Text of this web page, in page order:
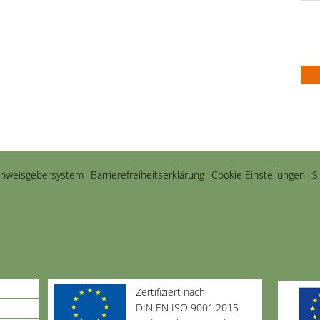
Barriere­freiheits­erklärung Cookie Einstellungen
Zertifiziert nach
DIN EN ISO 9001:2015